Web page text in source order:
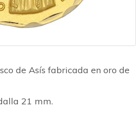
de Asís fabricada en oro de
21 mm.